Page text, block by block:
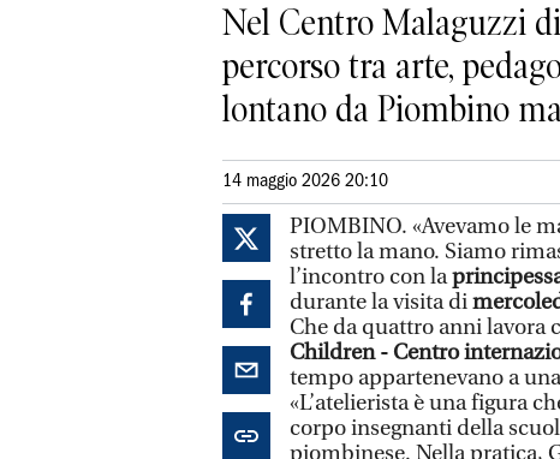
Nel Centro Malaguzzi
percorso tra arte,
lontano da Piombino
14 maggio 2026 20:10
PIOMBINO. «Avevamo le
stretto la mano. Siamo
l’incontro con la
durante la visita di
Che da quattro anni lavora
Children - Centro
tempo appartenevano a
«L’atelierista è una figura
corpo insegnanti della
piombinese. Nella pratica,